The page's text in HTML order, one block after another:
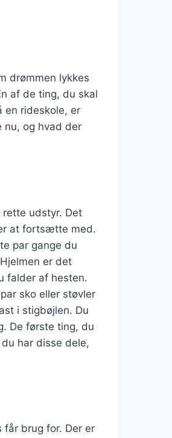
drømmen lykkes
af de ting, du skal
en rideskole, er
nu, og hvad der
udstyr. Det
at fortsætte med.
par gange du
er det
falder af hesten.
sko eller støvler
i stigbøjlen. Du
De første ting, du
har disse dele,
brug for. Der er